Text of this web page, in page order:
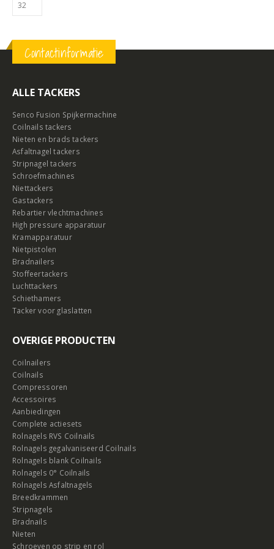
Contactinformatie
ALLE TACKERS
Senco Fusion Spijkermachine
Coilnails tackers
Nieten en brads tackers
Asfaltnagel tackers
Stripnagel tackers
Schroefmachines
Niettackers
Gastackers
Rebartier vlechtmachines
High pressure apparatuur
Kramapparatuur
Nietpistolen
Bradnailers
Stoffeertackers
Luchttackers
Schiethamers
Tacker voor glaslatten
OVERIGE PRODUCTEN
Coilnailers
Coilnails
Compressoren
Accessoires
Aanbiedingen
Complete actiesets
Rolnagels RVS Coilnails
Rolnagels gegalvaniseerd Coilnails
Rolnagels blank Coilnails
Rolnagels 0° Coilnails
Rolnagels Asfaltnagels
Breedkrammen
Stripnagels
Bradnails
Nieten
Schroeven op strip en rol